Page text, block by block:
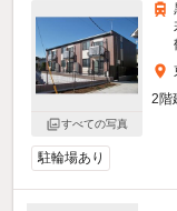
すべての写真
2階
駐輪場あり